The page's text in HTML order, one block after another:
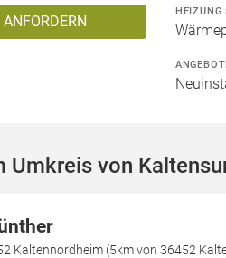
HEIZUNG
Umkreis von
Kaltennordheim (5km von 36452